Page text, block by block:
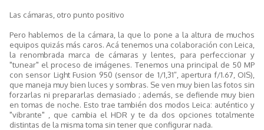
Las cámaras, otro punto positivo
Pero hablemos de la cámara, la que lo pone a la altura de muchos
equipos quizás más caros. Acá tenemos una colaboración con Leica,
la renombrada marca de cámaras y lentes, para perfeccionar y
"tunear" el proceso de imágenes. Tenemos una principal de 50 MP
con sensor Light Fusion 950 (sensor de 1/1,31″, apertura f/1.67, OIS),
que maneja muy bien luces y sombras. Se ven muy bien las fotos sin
forzarlas ni prepararlas demasiado ; además, se defiende muy bien
en tomas de noche. Esto trae también dos modos Leica: auténtico y
"vibrante" , que cambia el HDR y te da dos opciones totalmente
distintas de la misma toma sin tener que configurar nada.